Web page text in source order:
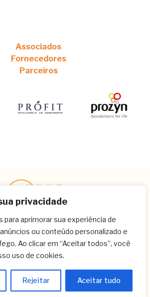
privacidade
para aprimorar sua experiência de
ou conteúdo personalizado e
Ao clicar em “Aceitar todos”, você
uso de cookies.
Rejeitar Aceitar tudo
Associados
Fornecedores
Parceiros
Contato
(11) 3259-8266